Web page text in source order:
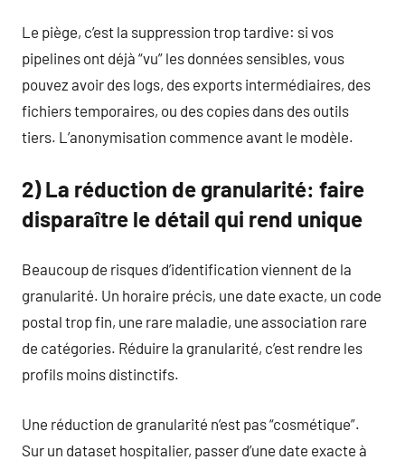
Le piège, c’est la suppression trop tardive: si vos
pipelines ont déjà “vu” les données sensibles, vous
pouvez avoir des logs, des exports intermédiaires, des
fichiers temporaires, ou des copies dans des outils
tiers. L’anonymisation commence avant le modèle.
2) La réduction de granularité: faire
disparaître le détail qui rend unique
Beaucoup de risques d’identification viennent de la
granularité. Un horaire précis, une date exacte, un code
postal trop fin, une rare maladie, une association rare
de catégories. Réduire la granularité, c’est rendre les
profils moins distinctifs.
Une réduction de granularité n’est pas “cosmétique”.
Sur un dataset hospitalier, passer d’une date exacte à